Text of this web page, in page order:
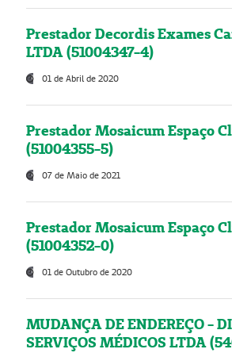
Prestador Decordis Exames
LTDA (51004347-4)
01 de Abril de 2020
Prestador Mosaicum Espaço
(51004355-5)
07 de Maio de 2021
Prestador Mosaicum Espaço
(51004352-0)
01 de Outubro de 2020
MUDANÇA DE ENDEREÇO -
SERVIÇOS MÉDICOS LTDA